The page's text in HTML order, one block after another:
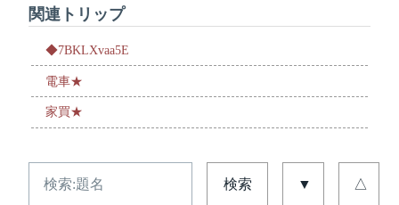
関連トリップ
◆7BKLXvaa5E
電車★
家買★
検索 ▼ △